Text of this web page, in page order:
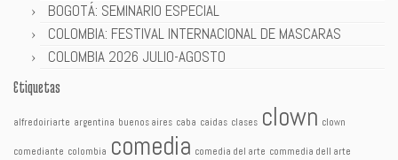
BOGOTÁ: SEMINARIO ESPECIAL
COLOMBIA: FESTIVAL INTERNACIONAL DE MASCARAS
COLOMBIA 2026 JULIO-AGOSTO
Etiquetas
alfredoiriarte argentina buenos aires caba caidas clases clown clown
comediante colombia comedia comedia del arte commedia dell arte